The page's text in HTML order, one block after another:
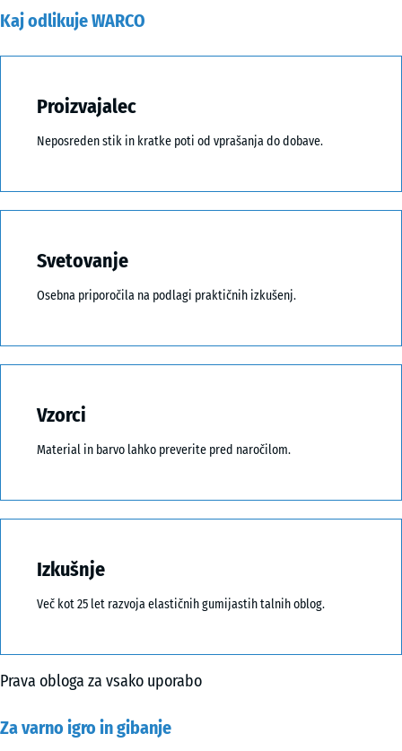
Kaj odlikuje WARCO
Proizvajalec
Neposreden stik in kratke poti od vprašanja do dobave.
Svetovanje
Osebna priporočila na podlagi praktičnih izkušenj.
Vzorci
Material in barvo lahko preverite pred naročilom.
Izkušnje
Več kot 25 let razvoja elastičnih gumijastih talnih oblog.
Prava obloga za vsako uporabo
Za varno igro in gibanje